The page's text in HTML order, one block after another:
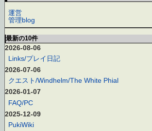
運営
管理blog
最新の10件
2026-08-06
Links/プレイ日記
2026-07-06
クエスト/Windhelm/The White Phial
2026-01-07
FAQ/PC
2025-12-09
PukiWiki